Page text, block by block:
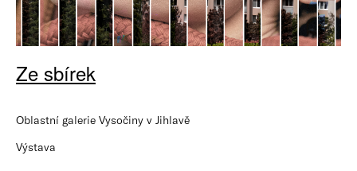
Ze sbírek
Oblastní galerie Vysočiny v Jihlavě
Výstava